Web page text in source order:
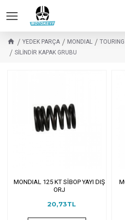
YEDEK PARÇA MONDIAL TOURING
SİLİNDİR KAPAK GRUBU
MONDIAL 125 KT SİBOP YAYI DIŞ
ORJ
20,73TL